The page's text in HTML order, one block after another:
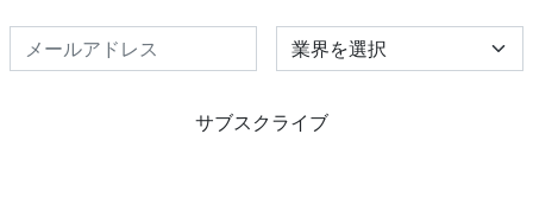
Select Industry
サブスクライブ